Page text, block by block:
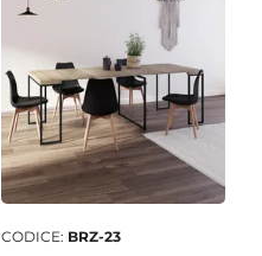
CODICE: BRZ-23